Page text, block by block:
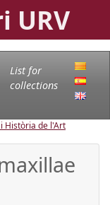
URV
List for
collections
Història de l'Art